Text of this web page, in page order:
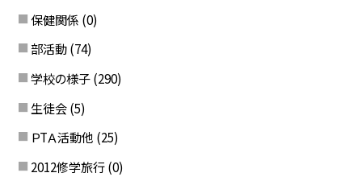
保健関係 (0)
部活動 (74)
学校の様子 (290)
生徒会 (5)
ＰTＡ活動他 (25)
2012修学旅行 (0)